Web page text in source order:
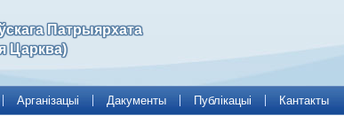
Патрыярхата
Царква)
Арганізацыі Дакументы Публікацыі Кантакты